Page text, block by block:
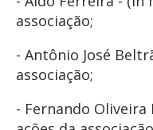
associação;
- Antônio José
associação;
- Fernando Oliveira